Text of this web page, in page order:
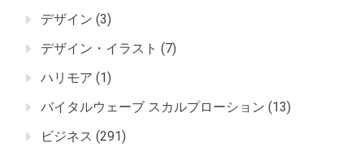
デザイン (3)
デザイン・イラスト (7)
ハリモア (1)
バイタルウェーブ スカルプローション (13)
ビジネス (291)